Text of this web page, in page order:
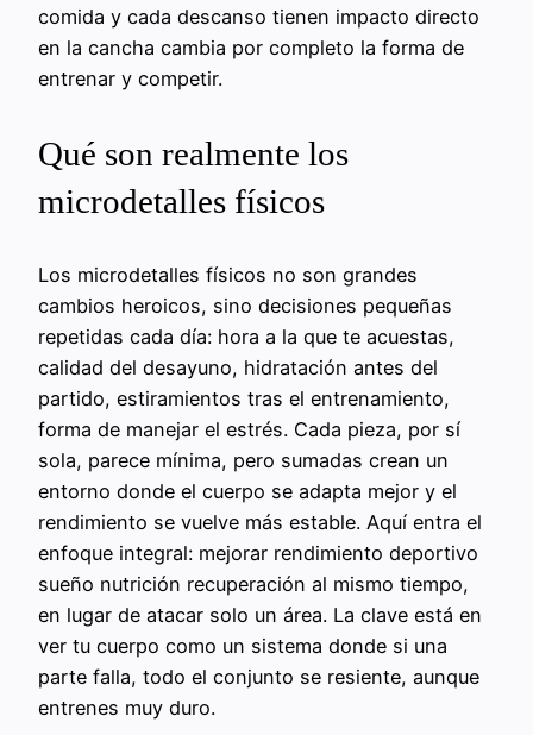
comida y cada descanso tienen impacto directo
en la cancha cambia por completo la forma de
entrenar y competir.
Qué son realmente los
microdetalles físicos
Los microdetalles físicos no son grandes
cambios heroicos, sino decisiones pequeñas
repetidas cada día: hora a la que te acuestas,
calidad del desayuno, hidratación antes del
partido, estiramientos tras el entrenamiento,
forma de manejar el estrés. Cada pieza, por sí
sola, parece mínima, pero sumadas crean un
entorno donde el cuerpo se adapta mejor y el
rendimiento se vuelve más estable. Aquí entra el
enfoque integral: mejorar rendimiento deportivo
sueño nutrición recuperación al mismo tiempo,
en lugar de atacar solo un área. La clave está en
ver tu cuerpo como un sistema donde si una
parte falla, todo el conjunto se resiente, aunque
entrenes muy duro.